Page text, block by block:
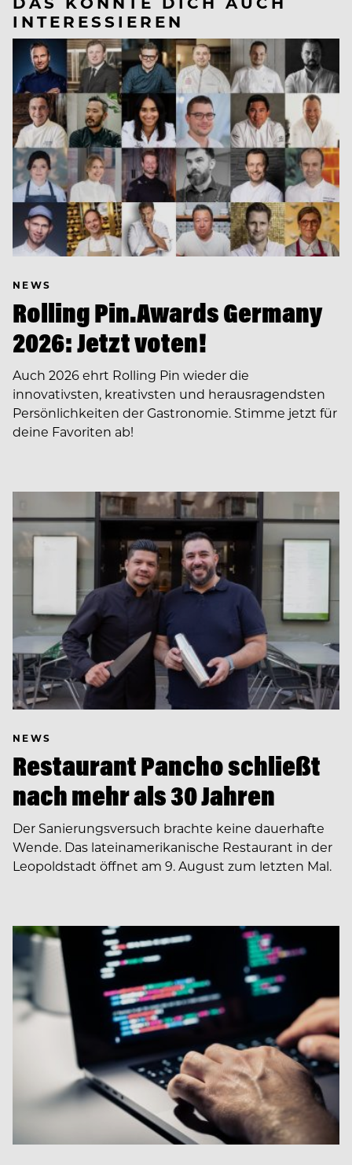
INTERESSIEREN
NEWS
Rolling Pin.Awards Germany
2026: Jetzt voten!
Auch 2026 ehrt Rolling Pin wieder die
innovativsten, kreativsten und herausragendsten
Persönlichkeiten der Gastronomie. Stimme jetzt für
deine Favoriten ab!
NEWS
Restaurant Pancho schließt
nach mehr als 30 Jahren
Der Sanierungsversuch brachte keine dauerhafte
Wende. Das lateinamerikanische Restaurant in der
Leopoldstadt öffnet am 9. August zum letzten Mal.